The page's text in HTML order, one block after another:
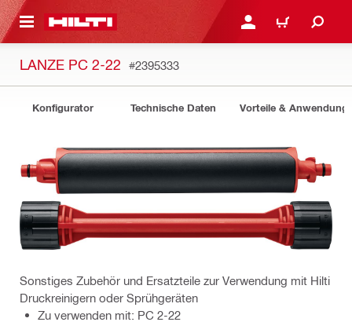
ANMELDEN ODER
WARENKORB
LANZE PC 2-22 #2395333
Konfigurator Technische Daten Vorteile &
Sonstiges Zubehör und Ersatzteile zur Verwendung mit Hilti
Druckreinigern oder Sprühgeräten
Zu verwenden mit: PC 2-22